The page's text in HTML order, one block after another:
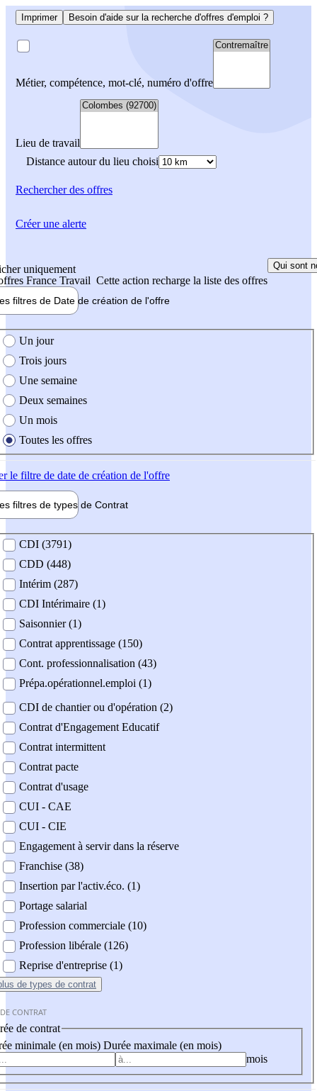
Imprimer Besoin d'aide sur la recherche d'offres d'emploi ?
Métier, compétence, mot-clé, numéro d'offre
Lieu de travail
Distance autour du lieu choisi
Rechercherdes offres
uniquement
France Travail Cette action recharge la liste des offres
Qui sont
filtres de Date de création de l'offre
création de l'offre
Un jour
Trois jours
Une semaine
Deux semaines
Un mois
Toutes les offres
le filtre de date de création de l'offre
filtres de types de Contrat
contrat
CDI (3791)
CDD (448)
Intérim (287)
CDI Intérimaire (1)
Saisonnier (1)
Contrat apprentissage (150)
Cont. professionnalisation (43)
Prépa.opérationnel.emploi (1)
CDI de chantier ou d'opération (2)
Contrat d'Engagement Educatif
Contrat intermittent
Contrat pacte
Contrat d'usage
CUI - CAE
CUI - CIE
Engagement à servir dans la réserve
Franchise (38)
Insertion par l'activ.éco. (1)
Portage salarial
Profession commerciale (10)
Profession libérale (126)
Reprise d'entreprise (1)
de types de contrat
CONTRAT
de contrat
minimale (en mois) Durée maximale (en mois)
mois
Créer une alerte